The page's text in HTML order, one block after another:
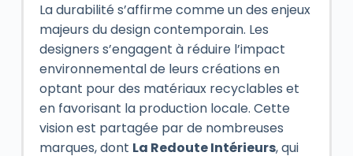
La durabilité s’affirme comme un des enjeux
majeurs du design contemporain. Les
designers s’engagent à réduire l’impact
environnemental de leurs créations en
optant pour des matériaux recyclables et
en favorisant la production locale. Cette
vision est partagée par de nombreuses
marques, dont La Redoute Intérieurs, qui